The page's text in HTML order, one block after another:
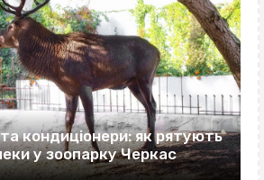
кондиціонери: як рятують
у зоопарку Черкас